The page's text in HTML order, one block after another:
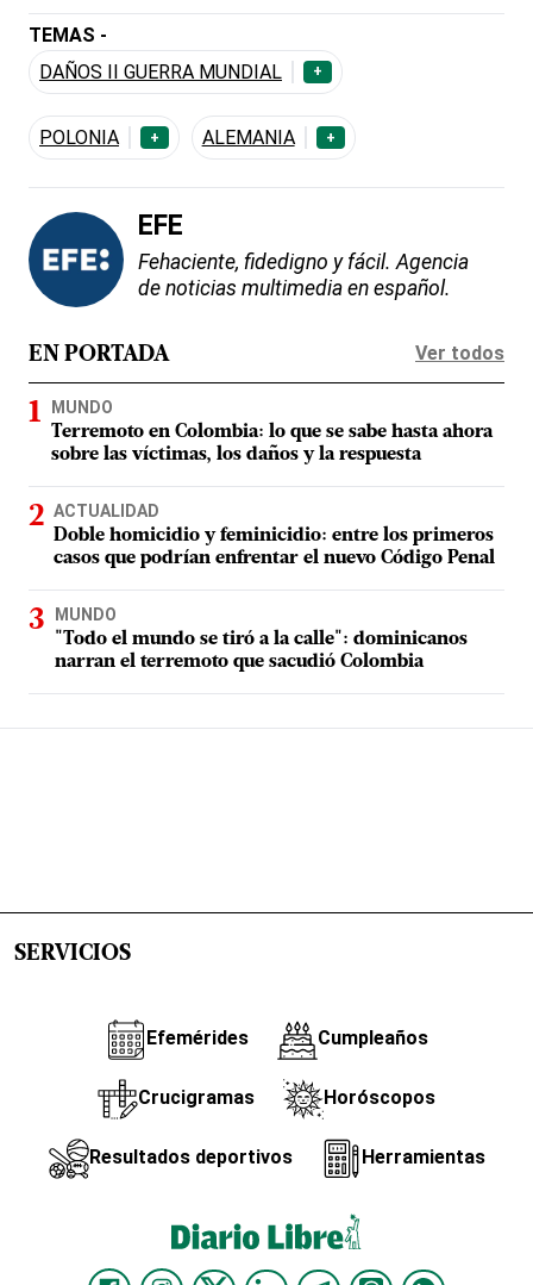
TEMAS -
DAÑOS II GUERRA MUNDIAL
+
POLONIA + ALEMANIA +
EFE
Fehaciente, fidedigno y fácil. Agencia
de noticias multimedia en español.
EN PORTADA Ver todos
MUNDO
Terremoto en Colombia: lo que se sabe hasta ahora
sobre las víctimas, los daños y la respuesta
ACTUALIDAD
Doble homicidio y feminicidio: entre los primeros
casos que podrían enfrentar el nuevo Código Penal
MUNDO
"Todo el mundo se tiró a la calle": dominicanos
narran el terremoto que sacudió Colombia
SERVICIOS
Efemérides Cumpleaños
Crucigramas Horóscopos
Resultados deportivos Herramientas